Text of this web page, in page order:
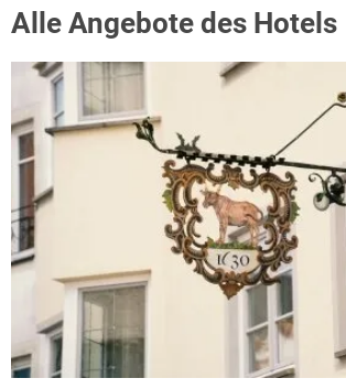
Alle Angebote des Hotels